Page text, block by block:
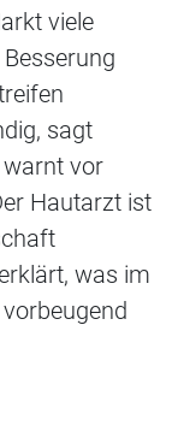
viele
sagt
vor
Hautarzt ist
was im